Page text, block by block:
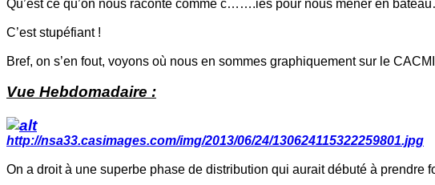
Qu’est ce qu’on nous raconte comme c…….ies pour nous mener en
C’est stupéfiant !
Bref, on s’en fout, voyons où nous en sommes graphiquement sur le
Vue Hebdomadaire :
http://nsa33.casimages.com/img/2013/06/24/130624115322259801.jpg
On a droit à une superbe phase de distribution qui aurait débuté à prendre